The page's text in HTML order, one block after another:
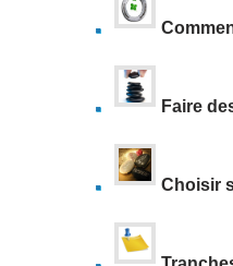
Faire
Choisir